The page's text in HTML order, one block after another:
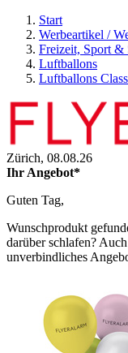
Start
Werbeartikel /
Freizeit, Sport &
Luftballons
Luftballons
Zürich, 08.08.26
Ihr Angebot*
Guten Tag,
Wunschprodukt
darüber schlafen?
unverbindliches